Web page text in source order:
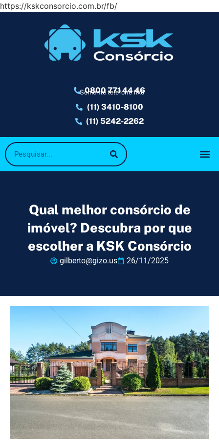
https://kskconsorcio.com.br/fb/
0800 771 44 46
Somente telefone fixo
(11) 3410-8100
(11) 5242-2262
Qual melhor consórcio de
imóvel? Descubra por que
escolher a KSK Consórcio
gilberto@gizo.us 26/11/2025